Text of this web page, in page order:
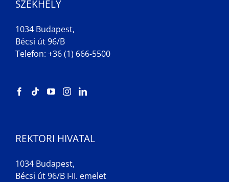
SZÉKHELY
1034 Budapest,
Bécsi út 96/B
Telefon: +36 (1) 666-5500
REKTORI HIVATAL
1034 Budapest,
Bécsi út 96/B I-II. emelet